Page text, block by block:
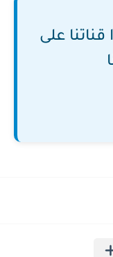
قناتنا على